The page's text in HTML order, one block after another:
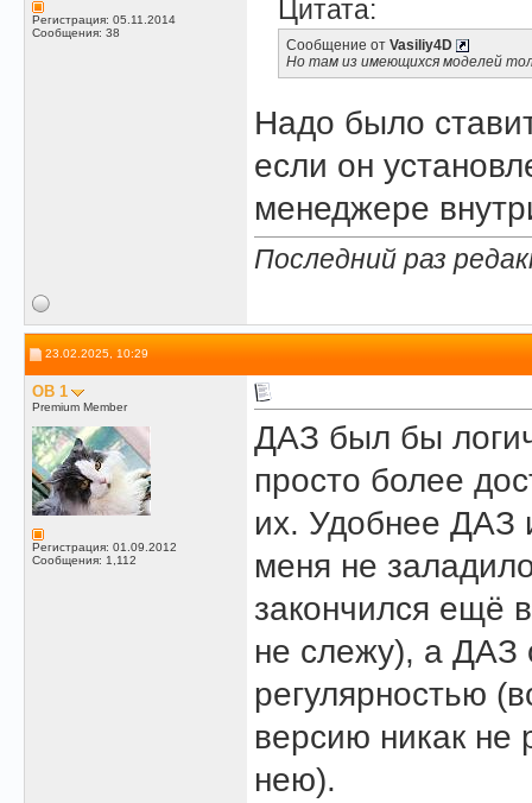
Регистрация: 05.11.2014
Сообщения: 38
Цитата:
Сообщение от Vasiliy4D
Но там из имеющихся моделей
Надо было
если он
менеджере
Последний раз
23.02.2025, 10:29
OB 1
Premium Member
Регистрация: 01.09.2012
Сообщения: 1,112
ДАЗ был бы
просто более
их. Удобнее ДАЗ
меня не
закончился ещё
не слежу), а ДАЗ
регулярностью
версию никак не
нею).